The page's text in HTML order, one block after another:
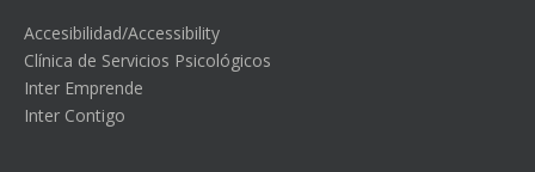
Accesibilidad/Accessibility
Clínica de Servicios Psicológicos
Inter Emprende
Inter Contigo